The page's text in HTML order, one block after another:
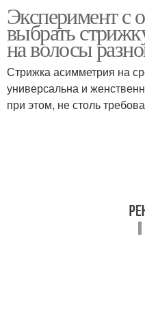
Моделирующая пудра
Эксперимент с
выбрать
на волосы
Стрижка асимметрия на
универсальна и
при этом, не столь